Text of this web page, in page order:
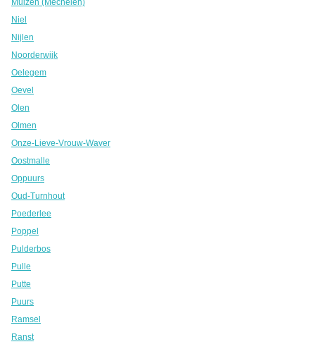
Muizen (Mechelen)
Niel
Nijlen
Noorderwijk
Oelegem
Oevel
Olen
Olmen
Onze-Lieve-Vrouw-Waver
Oostmalle
Oppuurs
Oud-Turnhout
Poederlee
Poppel
Pulderbos
Pulle
Putte
Puurs
Ramsel
Ranst